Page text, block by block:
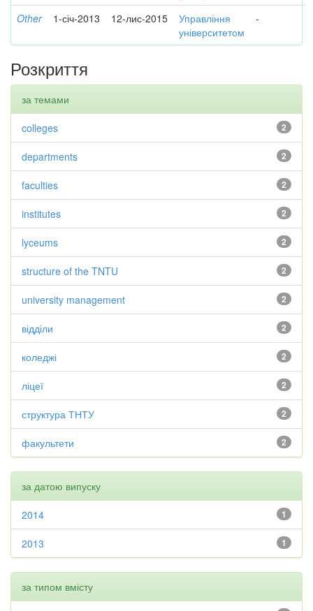
Other 1-січ-2013 12-лис-2015
Управління
університетом
-
Розкриття
за темами
2
colleges
2
departments
2
faculties
2
institutes
2
lyceums
2
structure of the TNTU
2
university management
2
відділи
2
коледжі
2
ліцеї
2
структура ТНТУ
2
факультети
за датою випуску
1
2014
1
2013
за типом вмісту